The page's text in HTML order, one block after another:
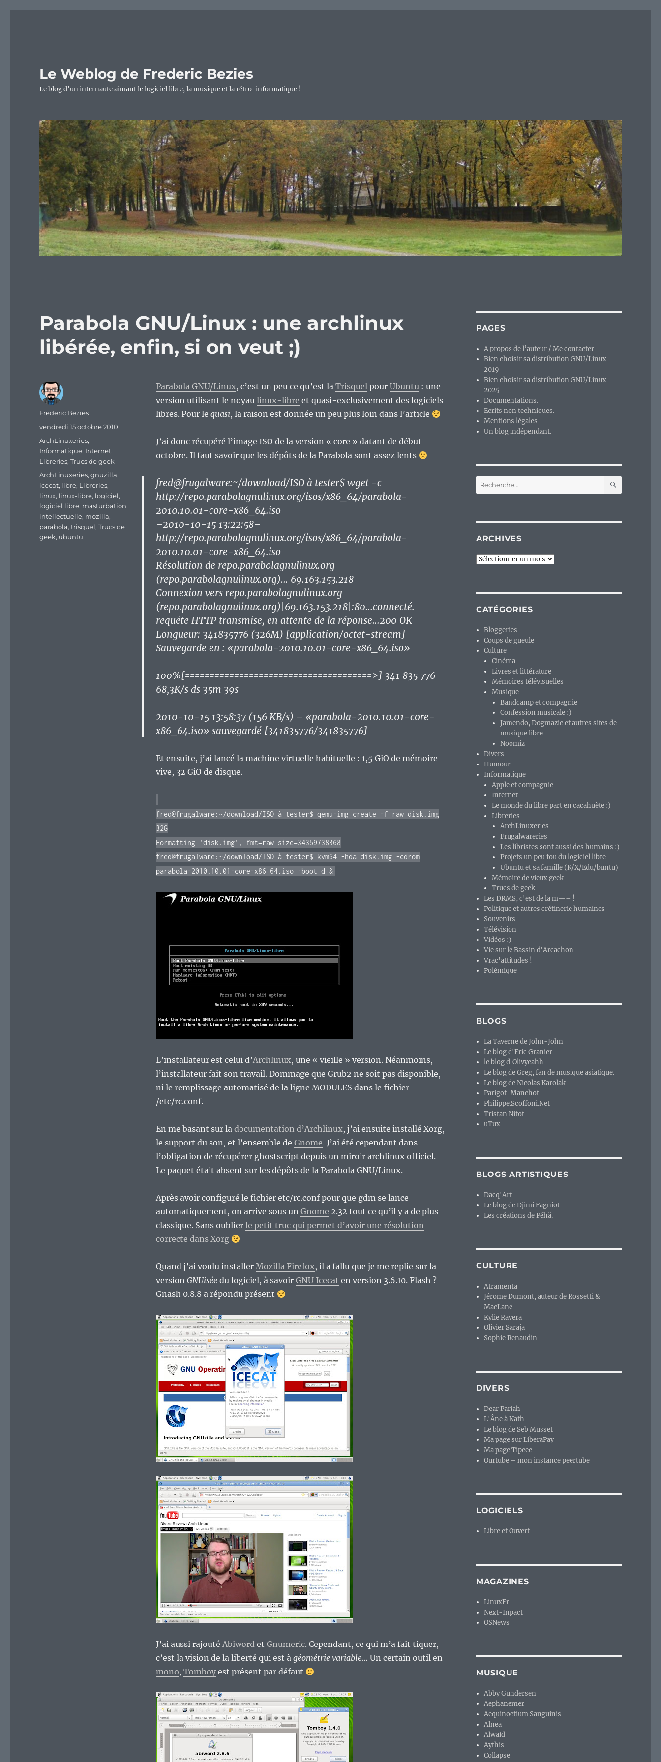
Le Weblog de Frederic Bezies
Le blog d'un internaute aimant le logiciel libre, la musique et la rétro-informatique !
Parabola GNU/Linux : une archlinux
libérée, enfin, si on veut ;)
Parabola GNU/Linux, c’est un peu ce qu’est la Trisquelpour Ubuntu: une
version utilisant le noyau linux-libre et quasi-exclusivement des logiciels
libres. Pour le quasi, la raison est donnée un peu plus loin dans l’article
J’ai donc récupéré l’image ISO de la version « core » datant de début
octobre. Il faut savoir que les dépôts de la Parabola sont assez lents
fred@frugalware:~/download/ISO à tester$ wget -c
http://repo.parabolagnulinux.org/isos/x86_64/parabola-
2010.10.01-core-x86_64.iso
–2010-10-15 13:22:58–
http://repo.parabolagnulinux.org/isos/x86_64/parabola-
2010.10.01-core-x86_64.iso
Résolution de repo.parabolagnulinux.org
(repo.parabolagnulinux.org)… 69.163.153.218
Connexion vers repo.parabolagnulinux.org
(repo.parabolagnulinux.org)|69.163.153.218|:80…connecté.
requête HTTP transmise, en attente de la réponse…200 OK
Longueur: 341835776 (326M) [application/octet-stream]
Sauvegarde en : «parabola-2010.10.01-core-x86_64.iso»
100%[======================================>] 341 835 776
68,3K/s ds 35m 39s
2010-10-15 13:58:37 (156 KB/s) – «parabola-2010.10.01-core-
x86_64.iso» sauvegardé [341835776/341835776]
Et ensuite, j’ai lancé la machine virtuelle habituelle : 1,5 GiO de mémoire
vive, 32 GiO de disque.
fred@frugalware:~/download/ISO à tester$ qemu-img create -f raw disk.img
32G
Formatting 'disk.img', fmt=raw size=34359738368
fred@frugalware:~/download/ISO à tester$ kvm64 -hda disk.img -cdrom
parabola-2010.10.01-core-x86_64.iso -boot d &
L’installateur est celui d’Archlinux, une « vieille » version. Néanmoins,
l’installateur fait son travail. Dommage que Grub2 ne soit pas disponible,
ni le remplissage automatisé de la ligne MODULES dans le fichier
/etc/rc.conf.
En me basant sur la documentation d’Archlinux, j’ai ensuite installé Xorg,
le support du son, et l’ensemble de Gnome. J’ai été cependant dans
l’obligation de récupérer ghostscript depuis un miroir archlinux officiel.
Le paquet était absent sur les dépôts de la Parabola GNU/Linux.
Après avoir configuré le fichier etc/rc.conf pour que gdm se lance
automatiquement, on arrive sous un Gnome 2.32 tout ce qu’il y a de plus
classique. Sans oublier le petit truc qui permet d’avoir une résolution
correcte dans Xorg
Quand j’ai voulu installer Mozilla Firefox, il a fallu que je me replie sur la
version GNUiséedu logiciel, à savoir GNU Icecat en version 3.6.10. Flash ?
Gnash 0.8.8 a répondu présent
J’ai aussi rajouté Abiwordet Gnumeric. Cependant, ce qui m’a fait tiquer,
c’est la vision de la liberté qui est à géométrie variable… Un certain outil en
mono, Tomboyest présent par défaut
Auteur
Frederic Bezies
Publié
vendredi 15 octobre 2010
Catégories
ArchLinuxeries,
Informatique, Internet,
Libreries,Trucs de geek
Étiquettes
ArchLinuxeries,gnuzilla,
icecat, libre, Libreries,
linux, linux-libre, logiciel,
logiciel libre, masturbation
intellectuelle, mozilla,
parabola,trisquel,Trucs de
geek, ubuntu
PAGES
A propos de l’auteur / Me contacter
Bien choisir sa distribution GNU/Linux –
2019
Bien choisir sa distribution GNU/Linux –
2025
Documentations.
Ecrits non techniques.
Mentions légales
Un blog indépendant.
Recherche
pour :
ARCHIVES
Archives
CATÉGORIES
Bloggeries
Coups de gueule
Culture
Cinéma
Livres et littérature
Mémoires télévisuelles
Musique
Bandcamp et compagnie
Confession musicale :)
Jamendo, Dogmazic et autres sites de
musique libre
Noomiz
Divers
Humour
Informatique
Apple et compagnie
Internet
Le monde du libre part en cacahuète :)
Libreries
ArchLinuxeries
Frugalwareries
Les libristes sont aussi des humains :)
Projets un peu fou du logiciel libre
Ubuntu et sa famille (K/X/Edu/buntu)
Mémoire de vieux geek
Trucs de geek
Les DRMS, c'est de la m—– !
Politique et autres crétinerie humaines
Souvenirs
Télévision
Vidéos :)
Vie sur le Bassin d'Arcachon
Vrac'attitudes !
Polémique
BLOGS
La Taverne de John-John
Le blog d'Eric Granier
le blog d'Olivyeahh
Le blog de Greg, fan de musique asiatique.
Le blog de Nicolas Karolak
Parigot-Manchot
Philippe.Scoffoni.Net
Tristan Nitot
uTux
BLOGS ARTISTIQUES
Dacq'Art
Le blog de Djimi Fagniot
Les créations de Péhä.
CULTURE
Atramenta
Jérome Dumont, auteur de Rossetti &
MacLane
Kylie Ravera
Olivier Saraja
Sophie Renaudin
DIVERS
Dear Pariah
L'Âne à Nath
Le blog de Seb Musset
Ma page sur LiberaPay
Ma page Tipeee
Ourtube – mon instance peertube
LOGICIELS
Libre et Ouvert
MAGAZINES
LinuxFr
Next-Inpact
OSNews
MUSIQUE
Abby Gundersen
Aephanemer
Aequinoctium Sanguinis
Alnea
Alwaid
Aythis
Collapse